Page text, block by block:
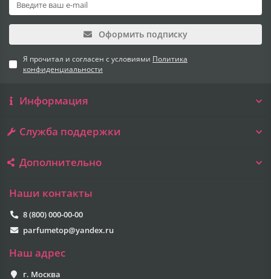
Оформить подписку
Я прочитал и согласен с условиями Политика
конфиденциальности
Информация
Служба поддержки
Дополнительно
Наши контакты
8 (800) 000-00-00
parfumetop@yandex.ru
Наш адрес
г. Москва